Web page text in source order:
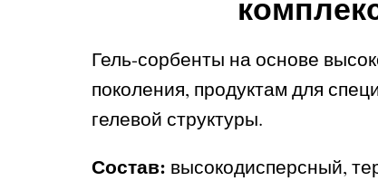
Гель-сорбенты на основе
поколения, продуктам для
гелевой структуры.
Состав: высокодисперсный,